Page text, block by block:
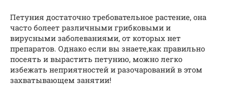
Петуния достаточно требовательное растение, она
часто болеет различными грибковыми и
вирусными заболеваниями, от которых нет
препаратов. Однако если вы знаете,как правильно
посеять и вырастить петунию, можно легко
избежать неприятностей и разочарований в этом
захватывающем занятии!